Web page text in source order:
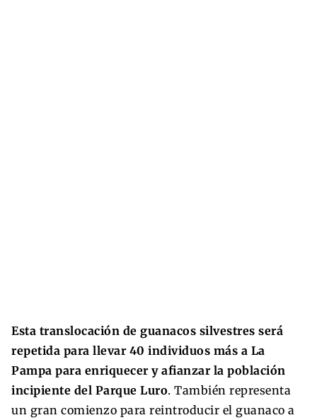
Esta translocación de guanacos silvestres será
repetida para llevar 40 individuos más a La
Pampa para enriquecer y afianzar la población
incipiente del Parque Luro. También representa
un gran comienzo para reintroducir el guanaco a